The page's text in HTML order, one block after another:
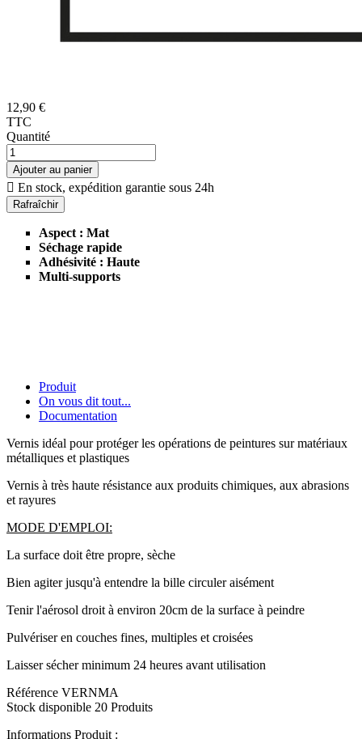
12,90 €
TTC
Quantité
Ajouter au panier
 En stock, expédition garantie sous 24h
Aspect : Mat
Séchage rapide
Adhésivité : Haute
Multi-supports
Produit
On vous dit tout...
Documentation
Vernis idéal pour protéger les opérations de peintures sur matériaux
métalliques et plastiques
Vernis à très haute résistance aux produits chimiques, aux abrasions
et rayures
MODE D'EMPLOI:
La surface doit être propre, sèche
Bien agiter jusqu'à entendre la bille circuler aisément
Tenir l'aérosol droit à environ 20cm de la surface à peindre
Pulvériser en couches fines, multiples et croisées
Laisser sécher minimum 24 heures avant utilisation
Référence VERNMA
Stock disponible 20 Produits
Informations Produit :